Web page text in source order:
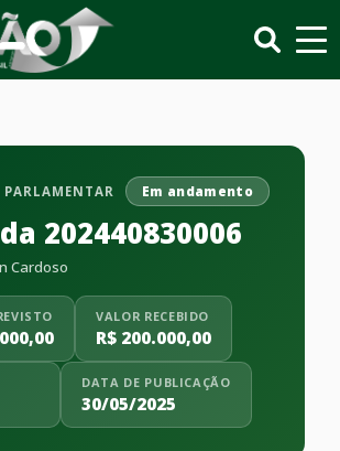
PARLAMENTAR Em andamento
202440830006
Cardoso
VALOR RECEBIDO
R$ 200.000,00
DATA DE PUBLICAÇÃO
30/05/2025